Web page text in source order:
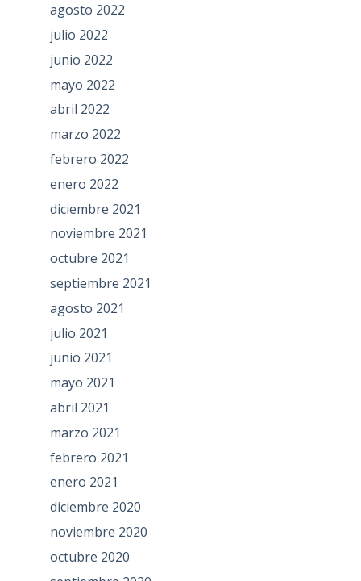
agosto 2022
julio 2022
junio 2022
mayo 2022
abril 2022
marzo 2022
febrero 2022
enero 2022
diciembre 2021
noviembre 2021
octubre 2021
septiembre 2021
agosto 2021
julio 2021
junio 2021
mayo 2021
abril 2021
marzo 2021
febrero 2021
enero 2021
diciembre 2020
noviembre 2020
octubre 2020